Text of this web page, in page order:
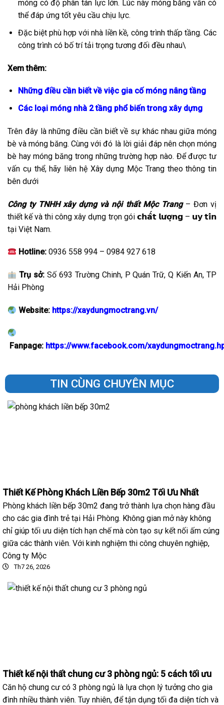
móng có độ phân tán lực lớn. Lúc này móng băng vẫn có
thể đáp ứng tốt yêu cầu chịu lực.
Đặc biệt phù hợp với nhà liền kề, công trình thấp tầng. Các
công trình có bố trí tải trọng tương đối đều nhau\
Xem thêm:
Những điều cần biết về việc gia cố móng nâng tầng
Các loại móng nhà 2 tầng phổ biến trong xây dựng
Trên đây là những điều cần biết về sự khác nhau giữa móng
bè và móng băng. Cùng với đó là lời giải đáp nên chọn móng
bè hay móng băng trong những trường hợp nào. Để được tư
vấn cụ thể, hãy liên hệ Xây dựng Mộc Trang theo thông tin
bên dưới
Công ty TNHH xây dựng và nội thất Mộc Trang– Đơn vị
thiết kế và thi công xây dựng trọn gói 𝗰𝗵𝗮̂́𝘁 𝗹𝘂̛𝗼̛̣𝗻𝗴 – 𝘂𝘆 𝘁𝗶́𝗻
tại Việt Nam.
Hotline: 0936 558 994 – 0984 927 618
Trụ sở: Số 693 Trường Chinh, P Quán Trữ, Q Kiến An, TP
Hải Phòng
Website: https://xaydungmoctrang.vn/
Fanpage: https://www.facebook.com/
TIN CÙNG CHUYÊN MỤC
Thiết Kế Phòng Khách Liền Bếp 30m2 Tối Ưu Nhất
Phòng khách liền bếp 30m2 đang trở thành lựa chọn hàng đầu
cho các gia đình trẻ tại Hải Phòng. Không gian mở này không
chỉ giúp tối ưu diện tích hạn chế mà còn tạo sự kết nối ấm cúng
giữa các thành viên. Với kinh nghiệm thi công chuyên nghiệp,
Công ty Mộc
Th7 26, 2026
Thiết kế nội thất chung cư 3 phòng ngủ: 5 cách tối ưu
Căn hộ chung cư có 3 phòng ngủ là lựa chọn lý tưởng cho gia
đình nhiều thành viên. Tuy nhiên, để tận dụng tối đa diện tích và